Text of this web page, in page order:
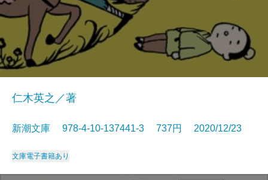
仁木英之／著
新潮文庫 978-4-10-137441-3 737円 2020/12/23
文庫電子書籍あり